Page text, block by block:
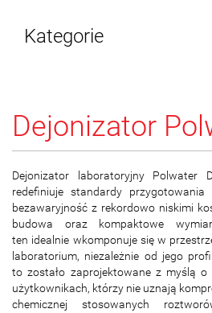
Kategorie
Dejonizator
Dejonizator laboratoryjny Polwater
redefiniuje standardy
bezawaryjność z rekordowo niskimi
budowa oraz kompaktowe
ten idealnie wkomponuje się w
laboratorium, niezależnie od jego
to zostało zaprojektowane z myślą o
użytkownikach, którzy nie uznają
chemicznej stosowanych